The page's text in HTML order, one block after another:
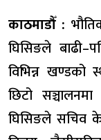
काठमाडौँ :
घिसिङले
विभिन्न खण्डको
छिटो
घिसिङले सचिव